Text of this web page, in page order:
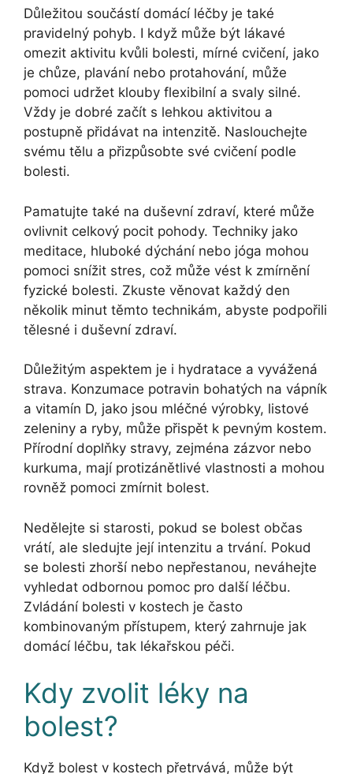
Důležitou součástí domácí léčby je také
pravidelný pohyb. I když může být lákavé
omezit aktivitu kvůli bolesti, mírné cvičení, jako
je chůze, plavání nebo protahování, může
pomoci udržet klouby flexibilní a svaly silné.
Vždy je dobré začít s lehkou aktivitou a
postupně přidávat na intenzitě. Naslouchejte
svému tělu a přizpůsobte své cvičení podle
bolesti.
Pamatujte také na duševní zdraví, které může
ovlivnit celkový pocit pohody. Techniky jako
meditace, hluboké dýchání nebo jóga mohou
pomoci snížit stres, což může vést k zmírnění
fyzické bolesti. Zkuste věnovat každý den
několik minut těmto technikám, abyste podpořili
tělesné i duševní zdraví.
Důležitým aspektem je i hydratace a vyvážená
strava. Konzumace potravin bohatých na vápník
a vitamín D, jako jsou mléčné výrobky, listové
zeleniny a ryby, může přispět k pevným kostem.
Přírodní doplňky stravy, zejména zázvor nebo
kurkuma, mají protizánětlivé vlastnosti a mohou
rovněž pomoci zmírnit bolest.
Nedělejte si starosti, pokud se bolest občas
vrátí, ale sledujte její intenzitu a trvání. Pokud
se bolesti zhorší nebo nepřestanou, neváhejte
vyhledat odbornou pomoc pro další léčbu.
Zvládání bolesti v kostech je často
kombinovaným přístupem, který zahrnuje jak
domácí léčbu, tak lékařskou péči.
Kdy zvolit léky na
bolest?
Když bolest v kostech přetrvává, může být